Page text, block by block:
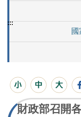
:::
財政部召開